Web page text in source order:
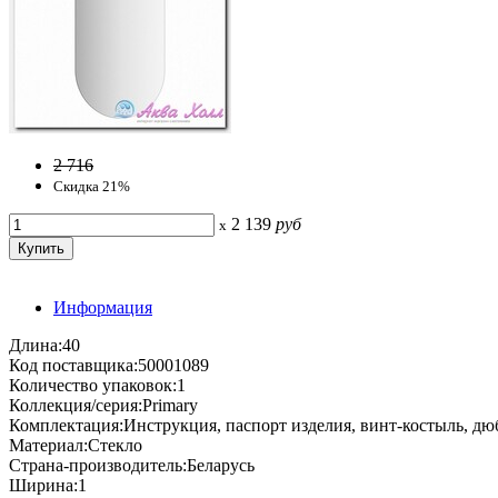
2 716
Скидка 21%
x 2 139 руб
Информация
Длина:40
Код поставщика:50001089
Количество упаковок:1
Коллекция/серия:Primary
Комплектация:Инструкция, паспорт изделия, винт-костыль,
Материал:Стекло
Страна-производитель:Беларусь
Ширина:1